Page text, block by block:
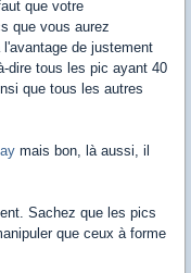
que votre
que vous aurez
de justement
dire tous les pic ayant 40
que tous les autres
mais bon, là aussi, il
Sachez que les pics
que ceux à forme